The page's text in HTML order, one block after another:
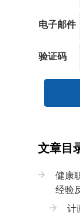
电子邮件
验证码
文章目
健康
经验
计